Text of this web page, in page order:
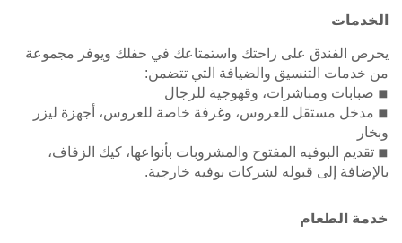
الخدمات
يحرص الفندق على راحتك واستمتاعك في حفلك ويوفر مجموعة
من خدمات التنسيق والضيافة التي تتضمن:
◾ صبابات ومباشرات، وقهوجية للرجال
◾ مدخل مستقل للعروس، وغرفة خاصة للعروس، أجهزة ليزر
وبخار
◾ تقديم البوفيه المفتوح والمشروبات بأنواعها، كيك الزفاف،
بالإضافة إلى قبوله لشركات بوفيه خارجية.
خدمة الطعام